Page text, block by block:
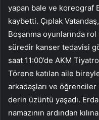
yapan bale ve koreograf
kaybetti. Çıplak
Boşanma oyunlarında
süredir kanser tedavisi
saat 11:00’de AKM
Törene katılan aile
arkadaşları ve öğrenciler
derin üzüntü yaşadı.
namazının ardından